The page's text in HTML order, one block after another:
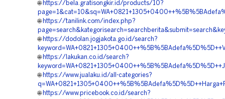
🌐 https://bela.gratisongkir.id/products/10?
🌐 https://tanilink.com/index.php?
🌐 https://dodolan.jogjakota.go.id/search?
🌐 https://lakukan.co.id/search?
🌐 https://www.jualaku.id/all-categories?
🌐 https://www.pricebook.co.id/search?